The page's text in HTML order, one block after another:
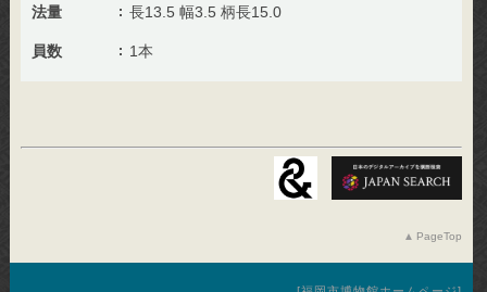
法量 長13.5 幅3.5 柄長15.0
員数 1本
PageTop